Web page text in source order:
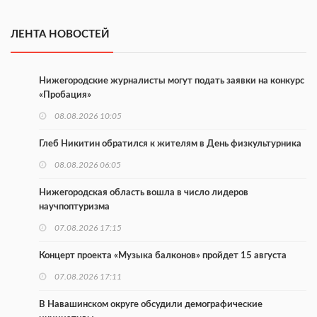
ЛЕНТА НОВОСТЕЙ
Нижегородские журналисты могут подать заявки на конкурс
«Пробация»
08.08.2026 10:05
Глеб Никитин обратился к жителям в День физкультурника
08.08.2026 06:05
Нижегородская область вошла в число лидеров
научпоптуризма
07.08.2026 17:15
Концерт проекта «Музыка балконов» пройдет 15 августа
07.08.2026 17:11
В Навашинском округе обсудили демографические